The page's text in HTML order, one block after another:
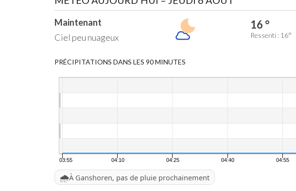
Maintenant
Ciel peu nuageux
16 °
Ressenti : 16°
PRÉCIPITATIONS DANS LES 90 MINUTES
03:55 04:10 04:25 04:40 04:55
🌧️À Ganshoren, pas de pluie prochainement